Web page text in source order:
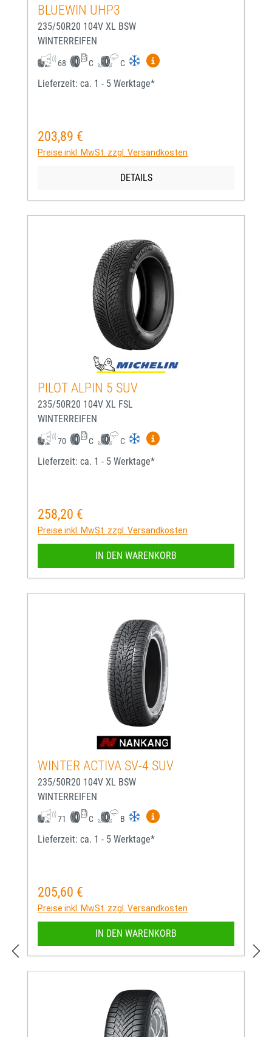
BLUEWIN UHP3
235/50R20 104V XL BSW
WINTERREIFEN
68 C C
Mehr Informationen zum
Lieferzeit: ca. 1 - 5 Werktage*
Regulärer Preis:
203,89 €
Preise inkl. MwSt. zzgl. Versandkosten
DETAILS
PILOT ALPIN 5 SUV
235/50R20 104V XL FSL
WINTERREIFEN
70 C C
Mehr Informationen zum
Lieferzeit: ca. 1 - 5 Werktage*
Regulärer Preis:
258,20 €
Preise inkl. MwSt. zzgl. Versandkosten
IN DEN WARENKORB
WINTER ACTIVA SV-4 SUV
235/50R20 104V XL BSW
WINTERREIFEN
71 C B
Mehr Informationen zum
Lieferzeit: ca. 1 - 5 Werktage*
Regulärer Preis:
205,60 €
Preise inkl. MwSt. zzgl. Versandkosten
IN DEN WARENKORB